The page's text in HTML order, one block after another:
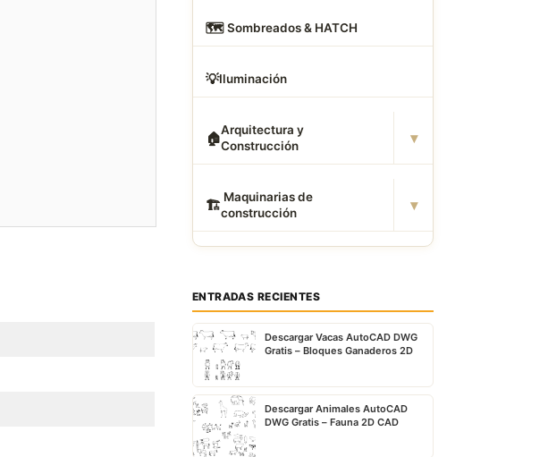
🗺️ Sombreados & HATCH
💡Iluminación
🏠Arquitectura y
Construcción
▾
🏗 ️ Maquinarias de
construcción
▾
ENTRADAS RECIENTES
Descargar Vacas AutoCAD DWG
Gratis – Bloques Ganaderos 2D
Descargar Animales AutoCAD
DWG Gratis – Fauna 2D CAD